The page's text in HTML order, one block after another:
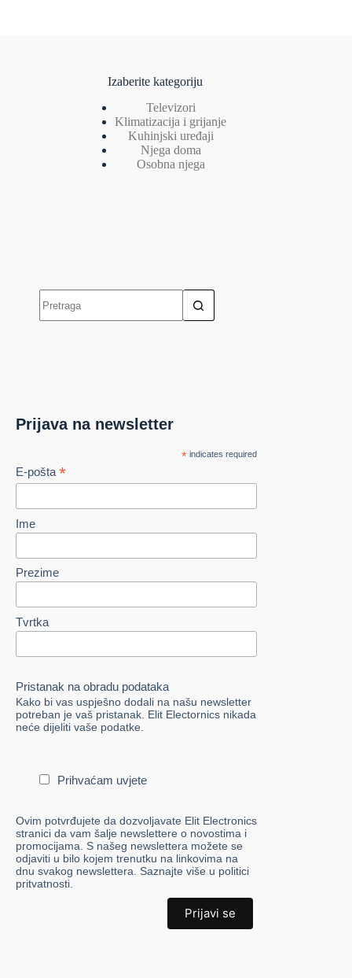
Izaberite kategoriju
Televizori
Klimatizacija i grijanje
Kuhinjski uređaji
Njega doma
Osobna njega
Prijava na newsletter
* indicates required
E-pošta *
Ime
Prezime
Tvrtka
Pristanak na obradu podataka
Kako bi vas uspješno dodali na našu newsletter
potreban je vaš pristanak. Elit Electornics nikada
neće dijeliti vaše podatke.
Prihvaćam uvjete
Ovim potvrđujete da dozvoljavate Elit Electronics
stranici da vam šalje newslettere o novostima i
promocijama. S našeg newslettera možete se
odjaviti u bilo kojem trenutku na linkovima na
dnu svakog newslettera. Saznajte više u politici
pritvatnosti.